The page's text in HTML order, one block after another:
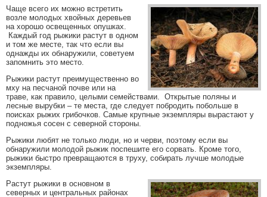
Чаще всего их можно встретить
возле молодых хвойных деревьев
на хорошо освещенных опушках.
Каждый год рыжики растут в одном
и том же месте, так что если вы
однажды их обнаружили, советуем
запомнить это место.
Рыжики растут преимущественно во
мху на песчаной почве или на
траве, как правило, целыми семействами. Открытые поляны и
лесные вырубки – те места, где следует побродить побольше в
поисках рыжих грибочков. Самые крупные экземпляры вырастают у
подножья сосен с северной стороны.
Рыжики любят не только люди, но и черви, поэтому если вы
обнаружили молодой рыжик поспешите его сорвать. Кроме того,
рыжики быстро превращаются в труху, собирать лучше молодые
экземпляры.
Растут рыжики в основном в
северных и центральных районах